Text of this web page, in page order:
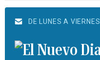
DE LUNES A VIERNES